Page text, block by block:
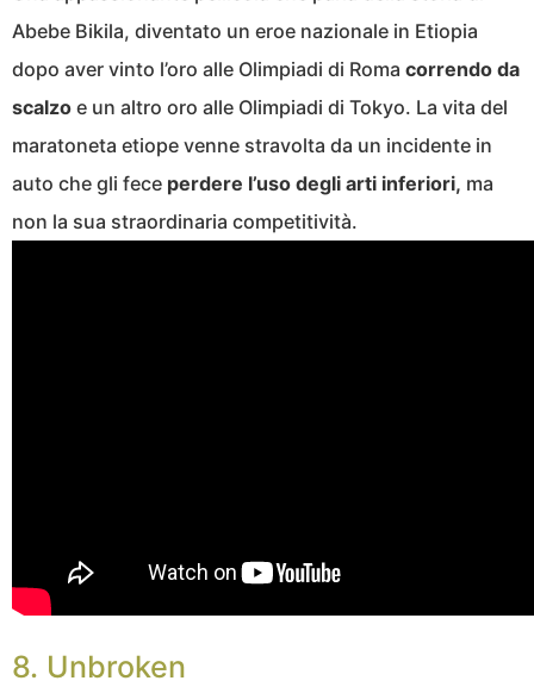
Abebe Bikila, diventato un eroe nazionale in Etiopia
dopo aver vinto l’oro alle Olimpiadi di Roma correndo da
scalzo e un altro oro alle Olimpiadi di Tokyo. La vita del
maratoneta etiope venne stravolta da un incidente in
auto che gli fece perdere l’uso degli arti inferiori, ma
non la sua straordinaria competitività.
8. Unbroken